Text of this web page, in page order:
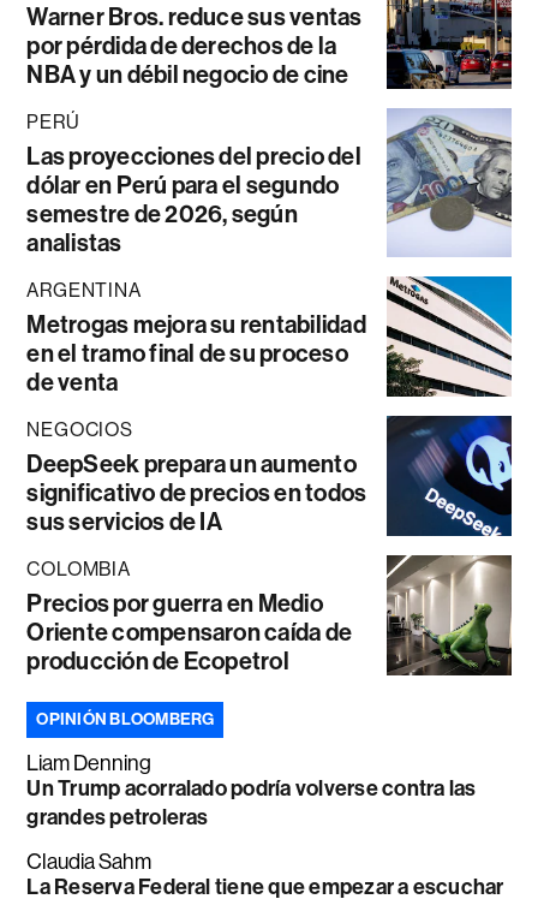
Warner Bros. reduce sus ventas
por pérdida de derechos de la
NBA y un débil negocio de cine
PERÚ
Las proyecciones del precio del
dólar en Perú para el segundo
semestre de 2026, según
analistas
ARGENTINA
Metrogas mejora su rentabilidad
en el tramo final de su proceso
de venta
NEGOCIOS
DeepSeek prepara un aumento
significativo de precios en todos
sus servicios de IA
COLOMBIA
Precios por guerra en Medio
Oriente compensaron caída de
producción de Ecopetrol
OPINIÓN BLOOMBERG
Liam Denning
Un Trump acorralado podría volverse contra las
grandes petroleras
Claudia Sahm
La Reserva Federal tiene que empezar a escuchar